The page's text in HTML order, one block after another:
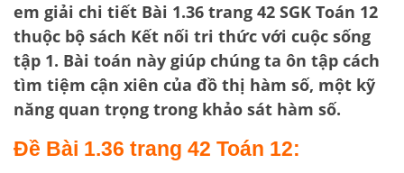
em giải chi tiết Bài 1.36 trang 42 SGK Toán 12
thuộc bộ sách Kết nối tri thức với cuộc sống
tập 1. Bài toán này giúp chúng ta ôn tập cách
tìm tiệm cận xiên của đồ thị hàm số, một kỹ
năng quan trọng trong khảo sát hàm số.
Đề Bài 1.36 trang 42 Toán 12: